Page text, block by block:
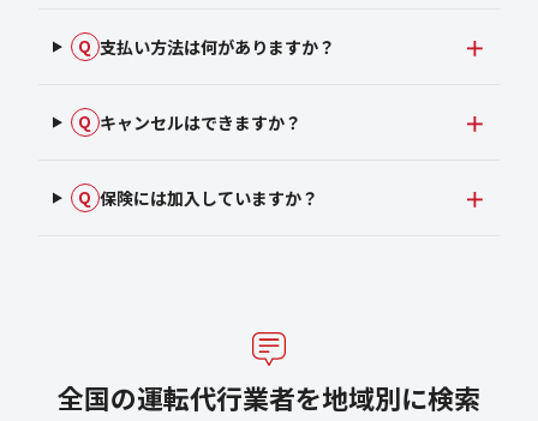
Q 支払い方法は何がありますか？
Q キャンセルはできますか？
Q 保険には加入していますか？
全国の運転代行業者を地域別に検索